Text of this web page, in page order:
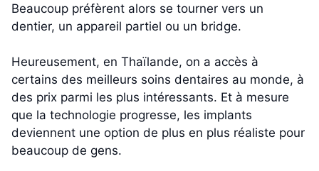
Beaucoup préfèrent alors se tourner vers un
dentier, un appareil partiel ou un bridge.
Heureusement, en Thaïlande, on a accès à
certains des meilleurs soins dentaires au monde, à
des prix parmi les plus intéressants. Et à mesure
que la technologie progresse, les implants
deviennent une option de plus en plus réaliste pour
beaucoup de gens.